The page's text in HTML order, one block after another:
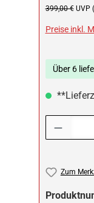
Regulärer
399,00 € UVP
Preise inkl.
Über 6
Zum